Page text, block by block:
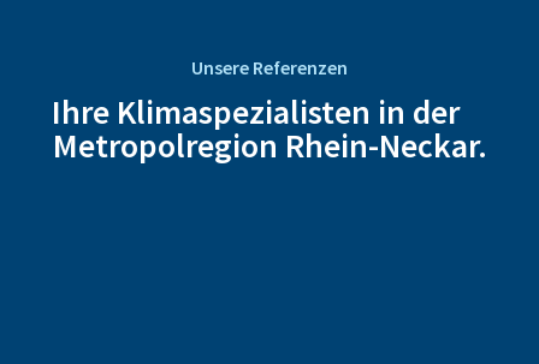
Unsere Referenzen
Ihre Klimaspezialisten in der
Metropolregion Rhein-Neckar.